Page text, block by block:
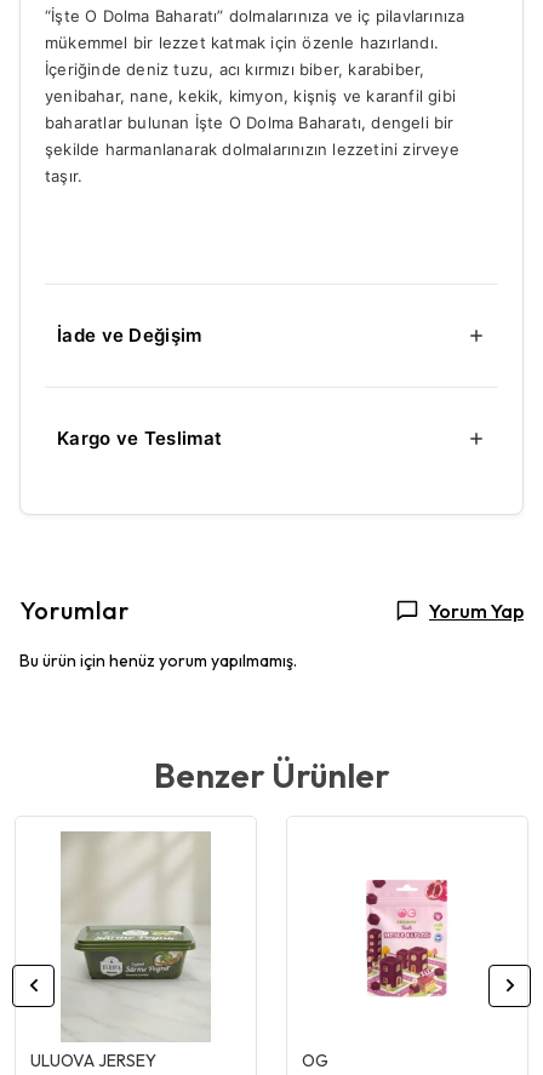
“İşte O Dolma Baharatı” dolmalarınıza ve iç pilavlarınıza
mükemmel bir lezzet katmak için özenle hazırlandı.
İçeriğinde deniz tuzu, acı kırmızı biber, karabiber,
yenibahar, nane, kekik, kimyon, kişniş ve karanfil gibi
baharatlar bulunan İşte O Dolma Baharatı, dengeli bir
şekilde harmanlanarak dolmalarınızın lezzetini zirveye
taşır.
İade ve Değişim
Kargo ve Teslimat
Yorumlar Yorum Yap
Bu ürün için henüz yorum yapılmamış.
Benzer Ürünler
ULUOVA JERSEY OG